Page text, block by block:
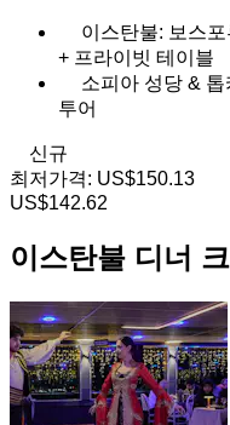
이스탄불: 보스
+ 프라이빗 테이블
소피아 성당 &
투어
신규
최저가격: US$150.13
US$142.62
이스탄불 디너